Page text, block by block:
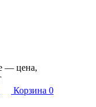
— цена,
Корзина 0